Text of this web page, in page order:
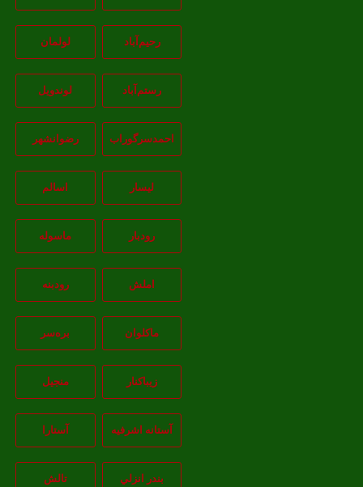
رحیم‌آباد لولمان
رستم‌آباد لوندویل
احمدسرگوراب رضوانشهر
لیسار اسالم
رودبار ماسوله
املش رودبنه
ماکلوان بره‌سر
زیباکنار منجیل
آستانه اشرفيه آستارا
بندر انزلي تالش